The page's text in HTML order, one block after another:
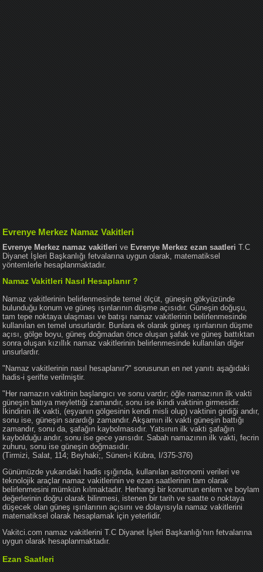
Evrenye Merkez Namaz Vakitleri
Evrenye Merkez namaz vakitleri ve Evrenye Merkez ezan saatleri T.C
Diyanet İşleri Başkanlığı fetvalarına uygun olarak, matematiksel
yöntemlerle hesaplanmaktadır.
Namaz Vakitleri Nasıl Hesaplanır ?
Namaz vakitlerinin belirlenmesinde temel ölçüt, güneşin gökyüzünde
bulunduğu konum ve güneş ışınlarının düşme açısıdır. Güneşin doğuşu,
tam tepe noktaya ulaşması ve batışı namaz vakitlerinin belirlenmesinde
kullanılan en temel unsurlardır. Bunlara ek olarak güneş ışınlarının düşme
açısı, gölge boyu, güneş doğmadan önce oluşan şafak ve güneş battıktan
sonra oluşan kızıllık namaz vakitlerinin belirlenmesinde kullanılan diğer
unsurlardır.
"Namaz vakitlerinin nasıl hesaplanır?" sorusunun en net yanıtı aşağıdaki
hadis-i şerifte verilmiştir.
"Her namazın vaktinin başlangıcı ve sonu vardır; öğle namazının ilk vakti
güneşin batıya meylettiği zamandır, sonu ise ikindi vaktinin girmesidir.
İkindinin ilk vakti, (eşyanın gölgesinin kendi misli olup) vaktinin girdiği andır,
sonu ise, güneşin sarardığı zamandır. Akşamın ilk vakti güneşin battığı
zamandır, sonu da, şafağın kaybolmasıdır. Yatsının ilk vakti şafağın
kaybolduğu andır, sonu ise gece yarısıdır. Sabah namazının ilk vakti, fecrin
zuhuru, sonu ise güneşin doğmasıdır.
(Tirmizi, Salat, 114; Beyhaki;, Sünen-i Kübra, I/375-376)
Günümüzde yukarıdaki hadis ışığında, kullanılan astronomi verileri ve
teknolojik araçlar namaz vakitlerinin ve ezan saatlerinin tam olarak
belirlenmesini mümkün kılmaktadır. Herhangi bir konumun enlem ve boylam
değerlerinin doğru olarak bilinmesi, istenen bir tarih ve saatte o noktaya
düşecek olan güneş ışınlarının açısını ve dolayısıyla namaz vakitlerini
matematiksel olarak hesaplamak için yeterlidir.
Vakitci.com namaz vakitlerini T.C Diyanet İşleri Başkanlığı'nın fetvalarına
uygun olarak hesaplanmaktadır.
Ezan Saatleri